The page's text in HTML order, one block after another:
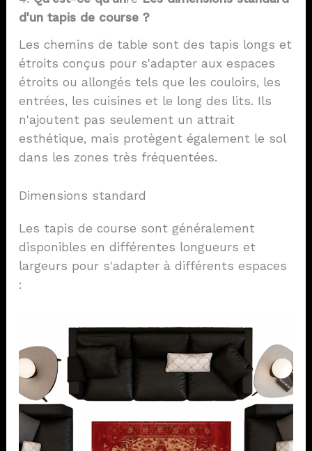
d'un tapis de course ?
Les chemins de table sont des tapis longs et
étroits conçus pour s'adapter aux espaces
étroits ou allongés tels que les couloirs, les
entrées, les cuisines et le long des lits. Ils
n'ajoutent pas seulement un attrait
esthétique, mais protègent également le sol
dans les zones très fréquentées.
Dimensions standard
Les tapis de course sont généralement
disponibles en différentes longueurs et
largeurs pour s'adapter à différents espaces
: